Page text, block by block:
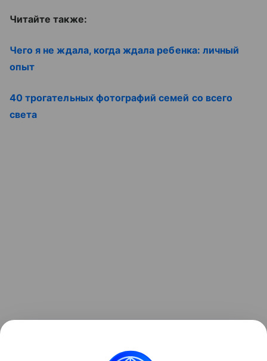
Читайте также:
Чего я не ждала, когда ждала ребенка: личный
опыт
40 трогательных фотографий семей со всего
света